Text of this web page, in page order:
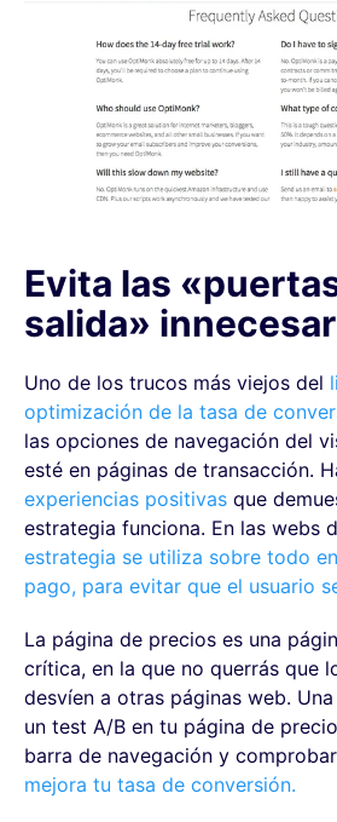
Evita las
salida»
Uno de los trucos más viejos del
optimización de la tasa de
las opciones de navegación del
esté en páginas de transacción.
experiencias positivas que
estrategia funciona. En las webs
estrategia se utiliza sobre todo
pago, para evitar que el usuario
La página de precios es una
crítica, en la que no querrás que
desvíen a otras páginas web.
un test A/B en tu página de
barra de navegación y
mejora tu tasa de conversión.